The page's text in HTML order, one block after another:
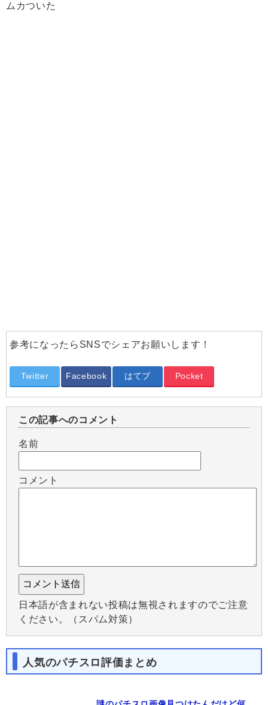
ムカついた
参考になったらSNSでシェアお願いします！
Twitter Facebook はてブ Pocket
この記事へのコメント
名前
コメント
日本語が含まれない投稿は無視されますのでご注意
ください。（スパム対策）
人気のパチスロ評価まとめ